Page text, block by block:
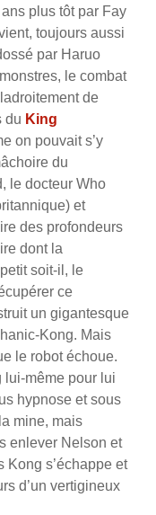
plus tôt par Fay
toujours aussi
par Haruo
le combat
de
du King
on pouvait s’y
du
le docteur Who
et
des profondeurs
dont la
soit-il, le
ce
un gigantesque
Kong. Mais
le robot échoue.
lui-même pour lui
hypnose et sous
mine, mais
enlever Nelson et
Kong s’échappe et
d’un vertigineux